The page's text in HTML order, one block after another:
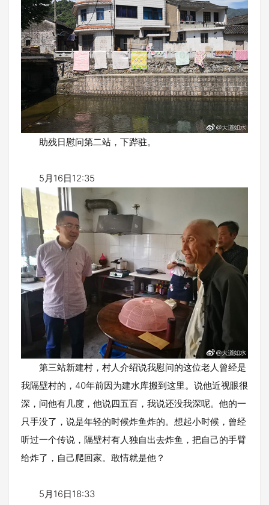
助残日慰问第二站，下跸驻。
5月16日12:35
第三站新建村，村人介绍说我慰问的这位老人曾经是
我隔壁村的，40年前因为建水库搬到这里。说他近视眼很
深，问他有几度，他说四五百，我说还没我深呢。他的一
只手没了，说是年轻的时候炸鱼炸的。想起小时候，曾经
听过一个传说，隔壁村有人独自出去炸鱼，把自己的手臂
给炸了，自己爬回家。敢情就是他？
5月16日18:33